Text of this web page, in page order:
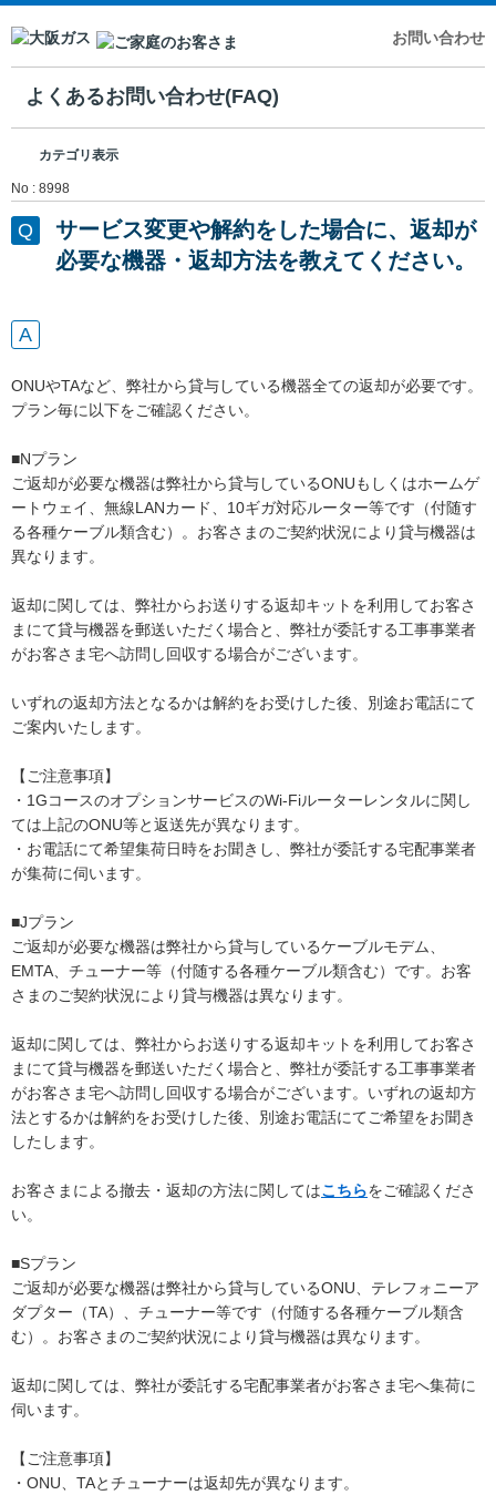
お問い合わせ
よくあるお問い合わせ(FAQ)
カテゴリ表示
No : 8998
サービス変更や解約をした場合に、返却が
必要な機器・返却方法を教えてください。
ONUやTAなど、弊社から貸与している機器全ての返却が必要です。
プラン毎に以下をご確認ください。
■Nプラン
ご返却が必要な機器は弊社から貸与しているONUもしくはホームゲ
ートウェイ、無線LANカード、10ギガ対応ルーター等です（付随す
る各種ケーブル類含む）。お客さまのご契約状況により貸与機器は
異なります。
返却に関しては、弊社からお送りする返却キットを利用してお客さ
まにて貸与機器を郵送いただく場合と、弊社が委託する工事事業者
がお客さま宅へ訪問し回収する場合がございます。
いずれの返却方法となるかは解約をお受けした後、別途お電話にて
ご案内いたします。
【ご注意事項】
・1GコースのオプションサービスのWi-Fiルーターレンタルに関し
ては上記のONU等と返送先が異なります。
・お電話にて希望集荷日時をお聞きし、弊社が委託する宅配事業者
が集荷に伺います。
■Jプラン
ご返却が必要な機器は弊社から貸与しているケーブルモデム、
EMTA、チューナー等（付随する各種ケーブル類含む）です。お客
さまのご契約状況により貸与機器は異なります。
返却に関しては、弊社からお送りする返却キットを利用してお客さ
まにて貸与機器を郵送いただく場合と、弊社が委託する工事事業者
がお客さま宅へ訪問し回収する場合がございます。いずれの返却方
法とするかは解約をお受けした後、別途お電話にてご希望をお聞き
したします。
お客さまによる撤去・返却の方法に関してはこちらをご確認くださ
い。
■Sプラン
ご返却が必要な機器は弊社から貸与しているONU、テレフォニーア
ダプター（TA）、チューナー等です（付随する各種ケーブル類含
む）。お客さまのご契約状況により貸与機器は異なります。
返却に関しては、弊社が委託する宅配事業者がお客さま宅へ集荷に
伺います。
【ご注意事項】
・ONU、TAとチューナーは返却先が異なります。